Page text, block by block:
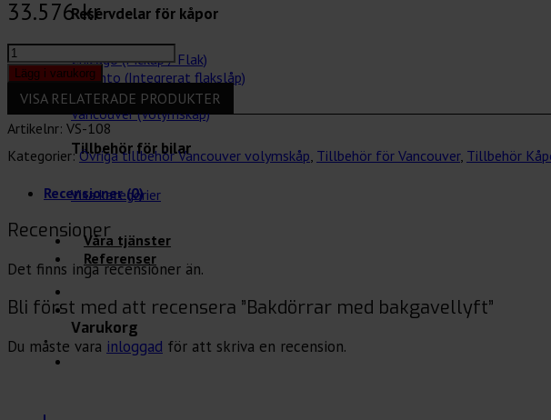
Reservdelar för kåpor
Chicago (Pickup / Flak)
Toronto (Integrerat flakslåp)
Las Vegas (Lättviktskåp)
Vancouver (Volymskåp)
Tillbehör för bilar
Visa kategorier
Våra tjänster
Referenser
Varukorg
33.576kr
Bakdörrar
med
bakgavellyft
mängd
Lägg i varukorg
VISA RELATERADE PRODUKTER
Artikelnr: VS-108
Kategorier:Övriga tillbehör Vancouver volymskåp Tillbehör för Vancouver, Tillbehör
Recensioner (0)
Recensioner
Det finns inga recensioner än.
Bli först med att recensera ”Bakdörrar med bakgavellyft”
Du måste vara inloggad för att skriva en recension.